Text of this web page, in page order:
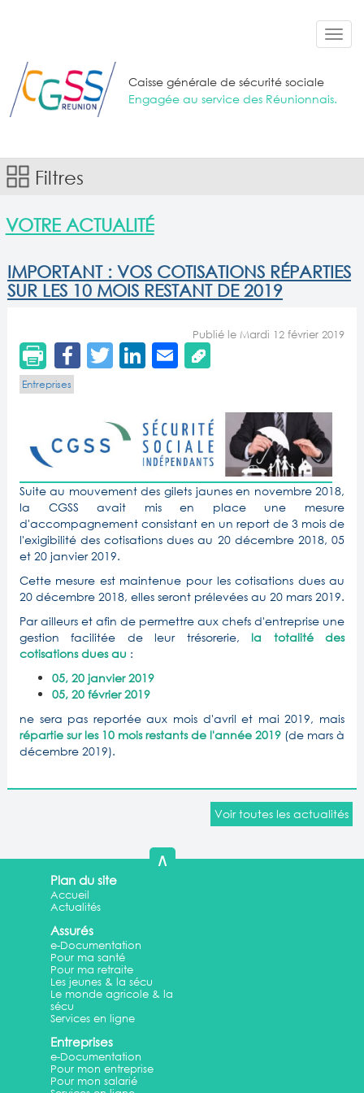
Caisse générale de sécurité sociale
Engagée au service des Réunionnais.
Filtres
VOTRE ACTUALITÉ
IMPORTANT : VOS COTISATIONS RÉPARTIES
SUR LES 10 MOIS RESTANT DE 2019
Publié le Mardi 12 février 2019
Entreprises
Suite au mouvement des gilets jaunes en novembre 2018,
la CGSS avait mis en place une mesure
d'accompagnement consistant en un report de 3 mois de
l'exigibilité des cotisations dues au 20 décembre 2018, 05
et 20 janvier 2019.
Cette mesure est maintenue pour les cotisations dues au
20 décembre 2018, elles seront prélevées au 20 mars 2019.
Par ailleurs et afin de permettre aux chefs d'entreprise une
gestion facilitée de leur trésorerie, la totalité des
cotisations dues au :
05, 20 janvier 2019
05, 20 février 2019
ne sera pas reportée aux mois d'avril et mai 2019, mais
répartie sur les 10 mois restants de l'année 2019 (de mars à
décembre 2019).
Voir toutes les actualités
∧
Plan du site
Accueil
Actualités
Assurés
e-Documentation
Pour ma santé
Pour ma retraite
Les jeunes & la sécu
Le monde agricole & la
sécu
Services en ligne
Entreprises
e-Documentation
Pour mon entreprise
Pour mon salarié